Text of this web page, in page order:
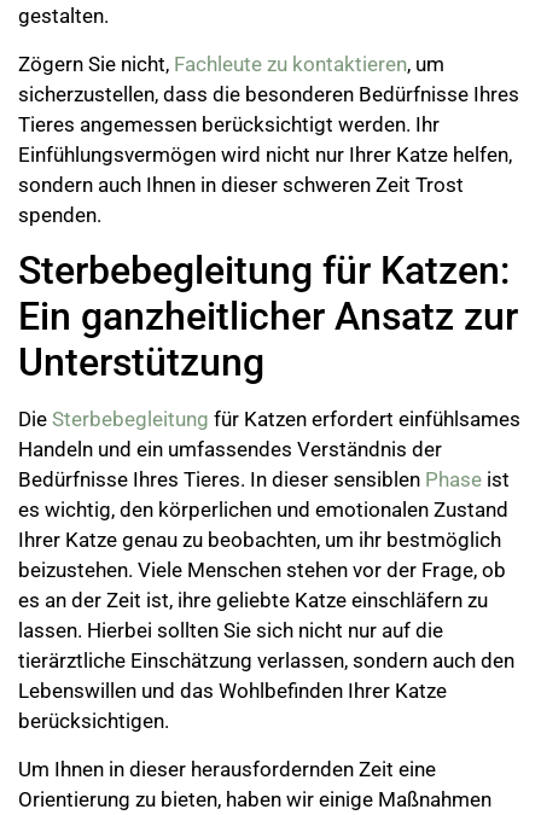
gestalten.
Zögern Sie nicht, Fachleute zu kontaktieren, um
sicherzustellen, dass die besonderen Bedürfnisse Ihres
Tieres angemessen berücksichtigt werden. Ihr
Einfühlungsvermögen wird nicht nur Ihrer Katze helfen,
sondern auch Ihnen in dieser schweren Zeit Trost
spenden.
Sterbebegleitung für Katzen:
Ein ganzheitlicher Ansatz zur
Unterstützung
Die Sterbebegleitung für Katzen erfordert einfühlsames
Handeln und ein umfassendes Verständnis der
Bedürfnisse Ihres Tieres. In dieser sensiblen Phase ist
es wichtig, den körperlichen und emotionalen Zustand
Ihrer Katze genau zu beobachten, um ihr bestmöglich
beizustehen. Viele Menschen stehen vor der Frage, ob
es an der Zeit ist, ihre geliebte Katze einschläfern zu
lassen. Hierbei sollten Sie sich nicht nur auf die
tierärztliche Einschätzung verlassen, sondern auch den
Lebenswillen und das Wohlbefinden Ihrer Katze
berücksichtigen.
Um Ihnen in dieser herausfordernden Zeit eine
Orientierung zu bieten, haben wir einige Maßnahmen